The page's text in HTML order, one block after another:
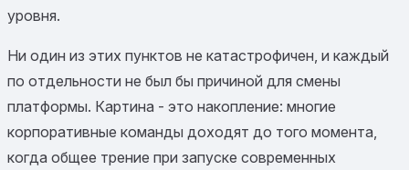
уровня.
Ни один из этих пунктов не катастрофичен, и каждый
по отдельности не был бы причиной для смены
платформы. Картина - это накопление: многие
корпоративные команды доходят до того момента,
когда общее трение при запуске современных